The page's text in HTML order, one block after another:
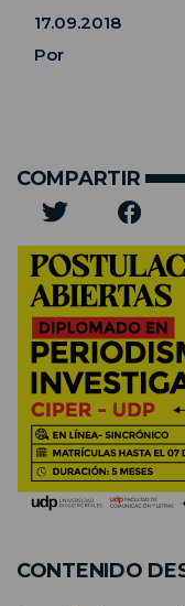
17.09.2018
Por
COMPARTIR
CONTENIDO